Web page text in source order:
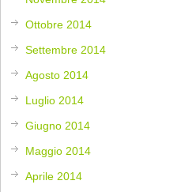
Ottobre 2014
Settembre 2014
Agosto 2014
Luglio 2014
Giugno 2014
Maggio 2014
Aprile 2014